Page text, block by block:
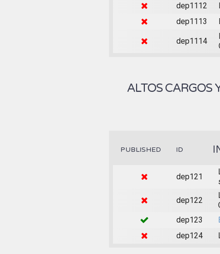
dep1112
dep1113
dep1114
ALTOS CARGOS
PUBLISHED ID
dep121
dep122
dep123
dep124